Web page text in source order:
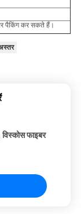
पैकिंग कर सकते हैं।
फाइबर